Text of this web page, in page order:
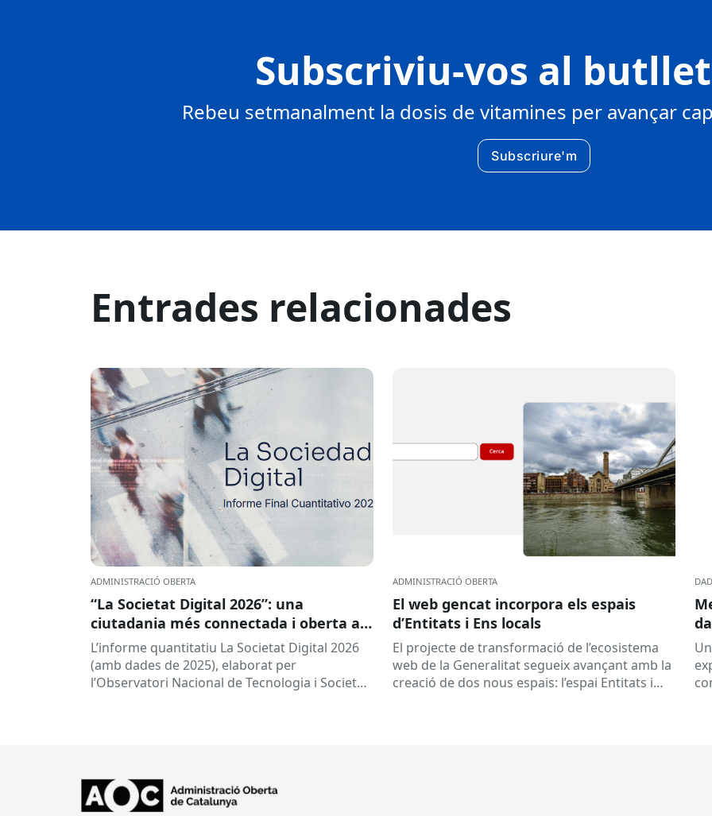
Subscriviu-vos al
Rebeu setmanalment la dosis de vitamines per avançar
Subscriure'm
Entrades relacionades
ADMINISTRACIÓ OBERTA
“La Societat Digital 2026”: una
ciutadania més connectada i oberta a
la intel·ligència artificial
L’informe quantitatiu La Societat Digital 2026
(amb dades de 2025), elaborat per
l’Observatori Nacional de Tecnologia i Societat
ADMINISTRACIÓ OBERTA
El web gencat incorpora els espais
d’Entitats i Ens locals
El projecte de transformació de l’ecosistema
web de la Generalitat segueix avançant amb la
creació de dos nous espais: l’espai Entitats i